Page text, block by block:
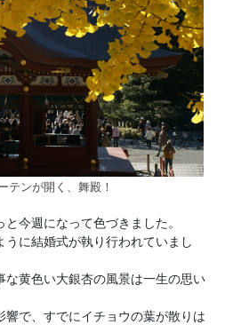
テンが開く、舞殿！
今週になって色づきました。
に結婚式が執り行われていまし
な黄色い大銀杏の風景は一生の思い
で、すでにイチョウの葉が散りは